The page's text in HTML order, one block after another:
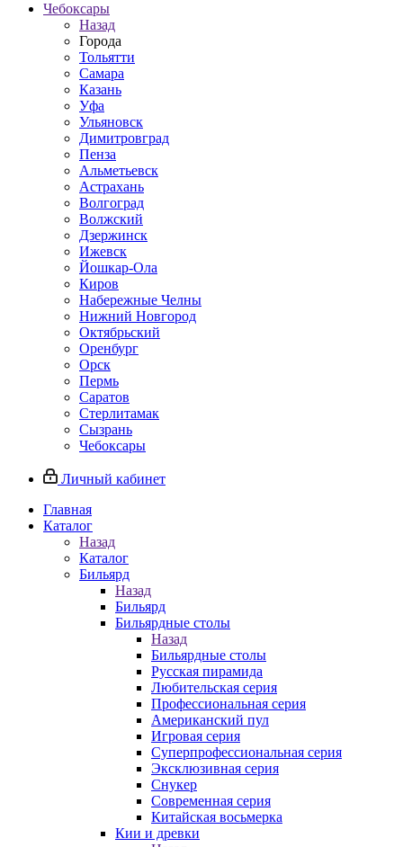
Чебоксары
Назад
Города
Тольятти
Самара
Казань
Уфа
Ульяновск
Димитровград
Пенза
Альметьевск
Астрахань
Волгоград
Волжский
Дзержинск
Ижевск
Йошкар-Ола
Киров
Набережные Челны
Нижний Новгород
Октябрьский
Оренбург
Орск
Пермь
Саратов
Стерлитамак
Сызрань
Чебоксары
Личный кабинет
Главная
Каталог
Назад
Каталог
Бильярд
Назад
Бильярд
Бильярдные столы
Назад
Бильярдные столы
Русская пирамида
Любительская серия
Профессиональная серия
Американский пул
Игровая серия
Суперпрофессиональная серия
Эксклюзивная серия
Снукер
Современная серия
Китайская восьмерка
Кии и древки